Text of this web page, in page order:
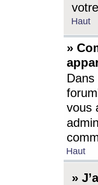
Haut
»
Dans
vous
Haut
»